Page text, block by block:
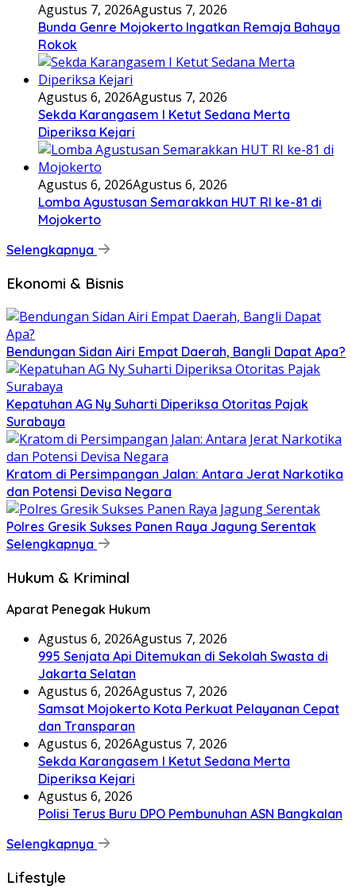
Agustus 7, 2026Agustus 7, 2026
Bunda Genre Mojokerto Ingatkan Remaja Bahaya
Rokok
Agustus 6, 2026Agustus 7, 2026
Sekda Karangasem I Ketut Sedana Merta
Diperiksa Kejari
Agustus 6, 2026Agustus 6, 2026
Lomba Agustusan Semarakkan HUT RI ke-81 di
Mojokerto
Selengkapnya
Ekonomi & Bisnis
Bendungan Sidan Airi Empat Daerah, Bangli Dapat Apa?
Kepatuhan AG Ny Suharti Diperiksa Otoritas Pajak
Surabaya
Kratom di Persimpangan Jalan: Antara Jerat Narkotika
dan Potensi Devisa Negara
Polres Gresik Sukses Panen Raya Jagung Serentak
Selengkapnya
Hukum & Kriminal
Aparat Penegak Hukum
Agustus 6, 2026Agustus 7, 2026
995 Senjata Api Ditemukan di Sekolah Swasta di
Jakarta Selatan
Agustus 6, 2026Agustus 7, 2026
Samsat Mojokerto Kota Perkuat Pelayanan Cepat
dan Transparan
Agustus 6, 2026Agustus 7, 2026
Sekda Karangasem I Ketut Sedana Merta
Diperiksa Kejari
Agustus 6, 2026
Polisi Terus Buru DPO Pembunuhan ASN Bangkalan
Selengkapnya
Lifestyle